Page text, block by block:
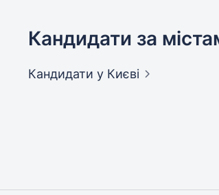
Кандидати за
Кандидати у Києві